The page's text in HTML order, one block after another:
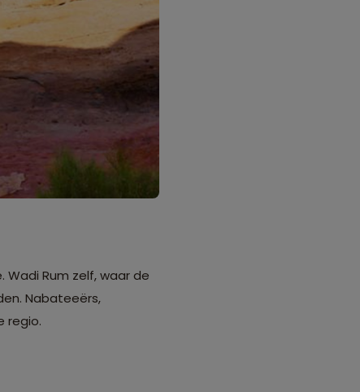
Rum zelf, waar de
Nabateeërs,
regio.